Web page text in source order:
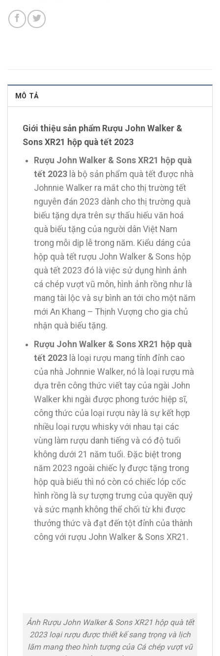
MÔ TẢ
Giới thiệu sản phẩm Rượu John Walker &
Sons XR21 hộp quà tết 2023
Rượu John Walker & Sons XR21 hộp quà
tết 2023là bộ sản phẩm quà tết được nhà
Johnnie Walker ra mắt cho thị trường tết
nguyên đán 2023 dành cho thị trường quà
biếu tặng dựa trên sự thấu hiếu văn hoá
quà biếu tặng của người dân Việt Nam
trong mỗi dịp lễ trong năm. Kiểu dáng của
hộp quà tết rượu John Walker & Sons hộp
quà tết 2023 đó là việc sử dụng hình ảnh
cá chép vượt vũ môn, hình ảnh rồng như là
mang tài lộc và sự bình an tới cho một năm
mới An Khang – Thịnh Vượng cho gia chủ
nhận quà biếu tặng.
Rượu John Walker & Sons XR21 hộp quà
tết 2023là loại rượu mang tính đỉnh cao
của nhà Johnnie Walker, nó là loại rượu mà
dựa trên công thức viết tay của ngài John
Walker khi ngài được phong tước hiệp sĩ,
công thức của loại rượu này là sự kết hợp
nhiều loại rượu whisky với nhau tại các
vùng làm rượu danh tiếng và có độ tuổi
không dưới 21 năm tuổi. Đặc biệt trong
năm 2023 ngoài chiếc ly được tặng trong
hộp quà biếu thì nó còn có chiếc lóp cốc
hình rồng là sự tượng trưng của quyền quý
và sức mạnh không thể chối từ khi được
thưởng thức và đạt đến tột đỉnh của thành
công với rượu John Walker & Sons XR21.
Ảnh Rượu John Walker & Sons XR21 hộp quà tết
2023 loại rượu được thiết kế sang trọng và lịch
lãm mang theo hình tượng của Cá chép vượt vũ